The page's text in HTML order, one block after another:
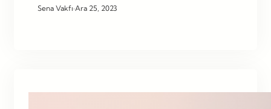
Sena Vakfı·Ara 25, 2023